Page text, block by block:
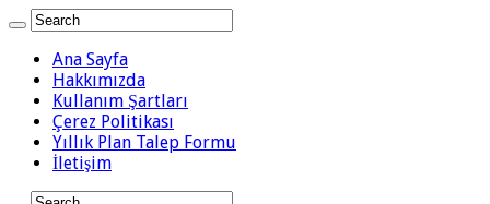
Ana Sayfa
Hakkımızda
Kullanım Şartları
Çerez Politikası
Yıllık Plan Talep Formu
İletişim